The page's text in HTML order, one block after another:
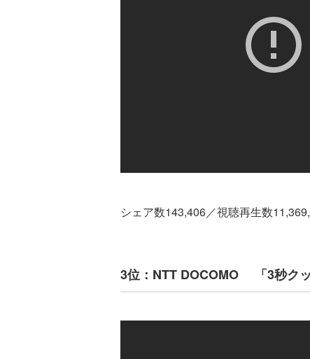
シェア数143,406／視聴再生数
3位：NTT DOCOMO 「3秒ク